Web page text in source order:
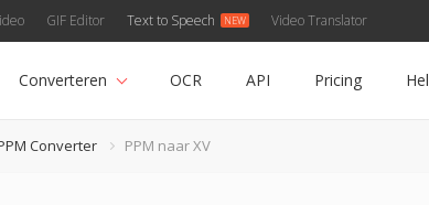
GIF Editor Text to Speech Video Translator
Converteren OCR API Pricing
Converter PPM naar XV